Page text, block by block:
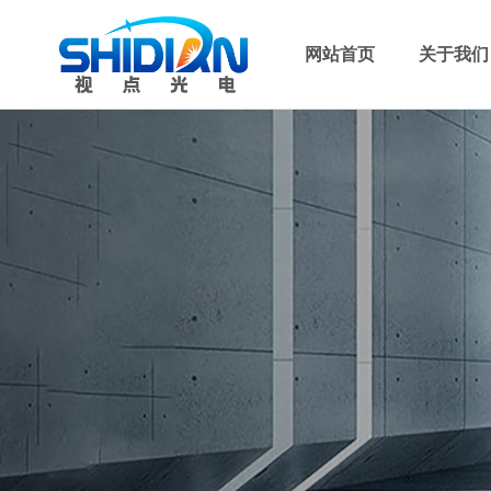
网站首页 关于我们